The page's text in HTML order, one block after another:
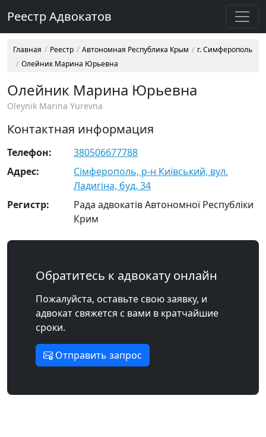
Реестр Адвокатов
Главная Реестр Автономная Республика Крым
г. Симферополь
Олейник Марина Юрьевна
Олейник Марина Юрьевна
Oleynik Marina Yurevna
Контактная информация
Телефон:
380506677788
Адрес:
Сімферополь, р-н Київський, вул.
Ладигіна, буд. 34
Регистр:
Рада адвокатів Автономної Республіки
Крим
Обратитесь к адвокату онлайн
Пожалуйста, оставьте свою заявку, и
адвокат свяжется с вами в кратчайшие
сроки.
Отправить запрос